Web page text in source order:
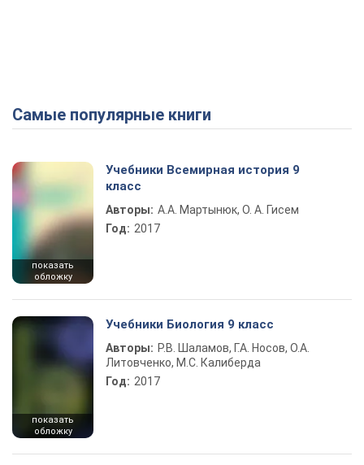
Самые популярные книги
показать
обложку
Учебники Всемирная история 9
класс
Авторы: А.А. Мартынюк, О. А. Гисем
Год: 2017
показать
обложку
Учебники Биология 9 класс
Авторы: Р.В. Шаламов, Г.А. Носов, О.А.
Литовченко, М.С. Калиберда
Год: 2017